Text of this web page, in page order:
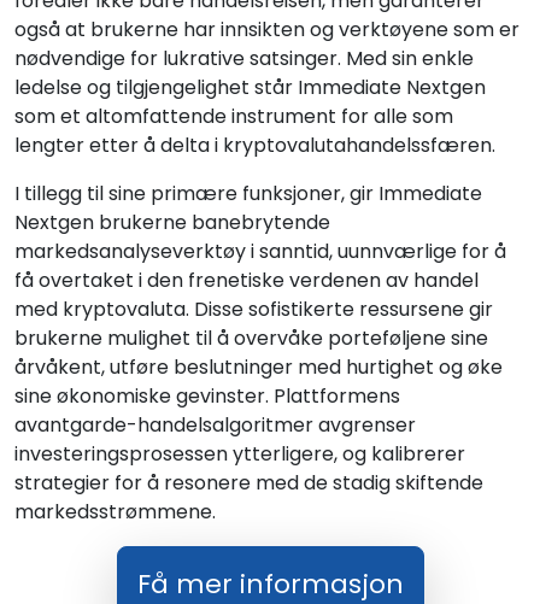
også at brukerne har innsikten og verktøyene som er
nødvendige for lukrative satsinger. Med sin enkle
ledelse og tilgjengelighet står Immediate Nextgen
som et altomfattende instrument for alle som
lengter etter å delta i kryptovalutahandelssfæren.
I tillegg til sine primære funksjoner, gir Immediate
Nextgen brukerne banebrytende
markedsanalyseverktøy i sanntid, uunnværlige for å
få overtaket i den frenetiske verdenen av handel
med kryptovaluta. Disse sofistikerte ressursene gir
brukerne mulighet til å overvåke porteføljene sine
årvåkent, utføre beslutninger med hurtighet og øke
sine økonomiske gevinster. Plattformens
avantgarde-handelsalgoritmer avgrenser
investeringsprosessen ytterligere, og kalibrerer
strategier for å resonere med de stadig skiftende
markedsstrømmene.
Få mer informasjon